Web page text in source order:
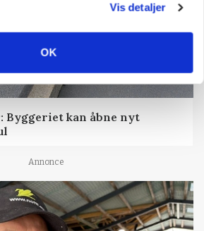
Vis detaljer
OK
Byggeriet kan åbne nyt
Annonce